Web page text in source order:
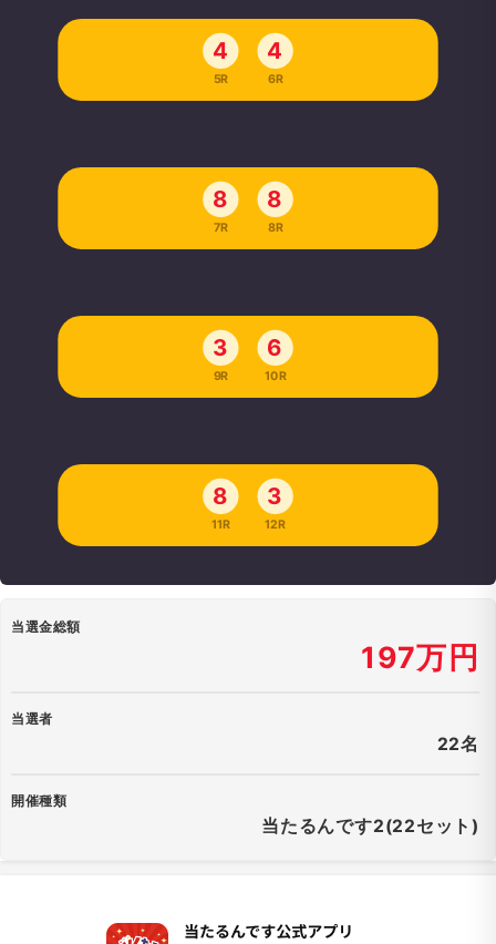
4
5R
4
6R
8
7R
8
8R
3
9R
6
10R
8
11R
3
12R
当選金総額
197万円
当選者
22名
開催種類
当たるんです2(22セット)